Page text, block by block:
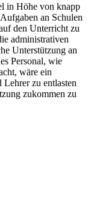
in Höhe von knapp
an Schulen
den Unterricht zu
administrativen
Unterstützung an
Personal, wie
wäre ein
zu entlasten
zukommen zu